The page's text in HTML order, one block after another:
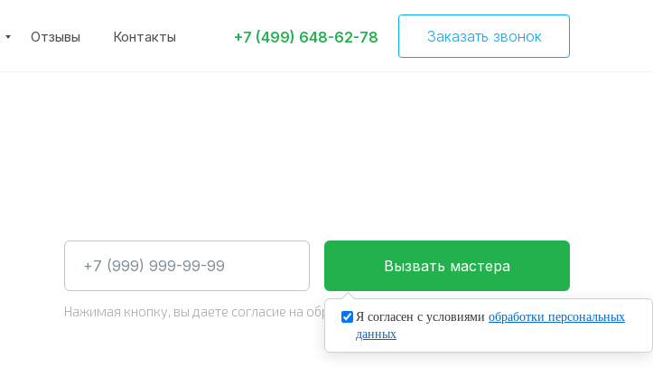
Отзывы Заказать звонок
Контакты +7 (499) 648-62-78
Нажимая кнопку, вы даете согласие на обработкуперсональных данных
Вызвать мастера
Я согласен с условиями обработки персональных
данных